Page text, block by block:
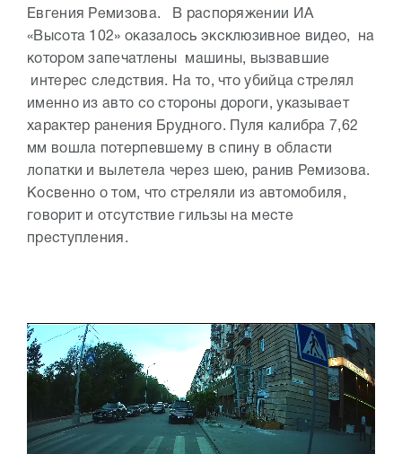
Евгения Ремизова. В распоряжении ИА
«Высота 102» оказалось эксклюзивное видео, на
котором запечатлены машины, вызвавшие
интерес следствия. На то, что убийца стрелял
именно из авто со стороны дороги, указывает
характер ранения Брудного. Пуля калибра 7,62
мм вошла потерпевшему в спину в области
лопатки и вылетела через шею, ранив Ремизова.
Косвенно о том, что стреляли из автомобиля,
говорит и отсутствие гильзы на месте
преступления.